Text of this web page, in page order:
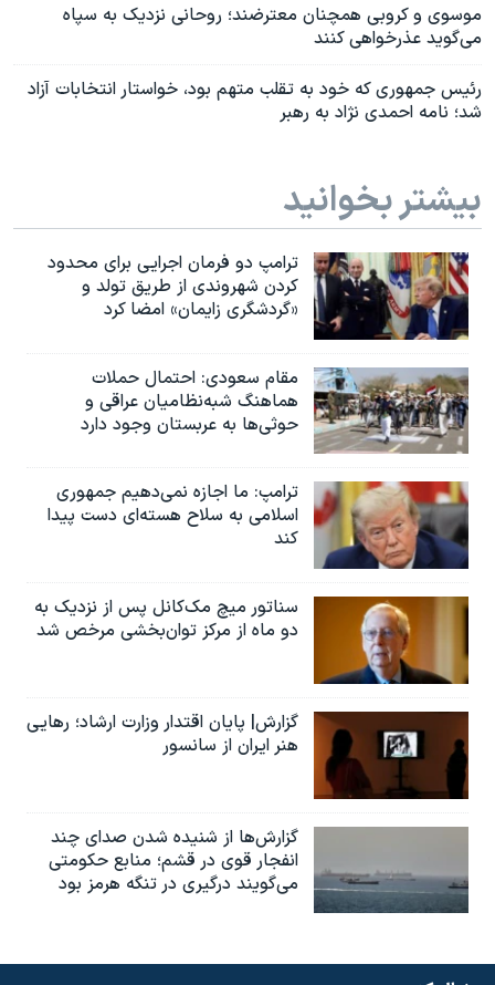
موسوی و کروبی همچنان معترضند؛ روحانی نزدیک به سپاه
می‌گوید عذرخواهی کنند
رئیس جمهوری که خود به تقلب متهم بود، خواستار انتخابات آزاد
شد؛ نامه احمدی نژاد به رهبر
بیشتر بخوانید
ترامپ دو فرمان اجرایی برای محدود
کردن شهروندی از طریق تولد و
«گردشگری زایمان» امضا کرد
مقام سعودی: احتمال حملات
هماهنگ شبه‌نظامیان عراقی و
حوثی‌ها به عربستان وجود دارد
ترامپ: ما اجازه نمی‌دهیم جمهوری
اسلامی به سلاح هسته‌ای دست پیدا
کند
سناتور میچ مک‌کانل پس از نزدیک به
دو ماه از مرکز توان‌بخشی مرخص شد
گزارش| پایان اقتدار وزارت ارشاد؛ رهایی
هنر ایران از سانسور
گزارش‌ها از شنیده شدن صدای چند
انفجار قوی در قشم؛ منابع حکومتی
می‌گویند درگیری در تنگه هرمز بود